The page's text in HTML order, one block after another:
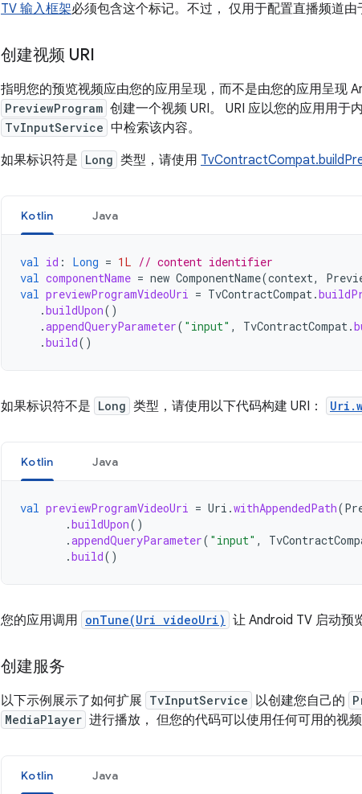
TV 输入框架必须包含这个标记。不过， 仅用于配置直播频道由
创建视频 URI
指明您的预览视频应由您的应用呈现，而不是由您的应用呈现
PreviewProgram 创建一个视频 URI。 URI 应以您的应用用于
TvInputService 中检索该内容。
如果标识符是 Long 类型，请使用
Kotlin Java
val id : Long = 1L // content identifier
val componentName = new ComponentName(context,
val previewProgramVideoUri = TvContractCompat.
.buildUpon()
.appendQueryParameter( "input" , TvContractCompat.
.build()
如果标识符不是 Long 类型，请使用以下代码构建 URI：
Kotlin Java
val previewProgramVideoUri = Uri .withAppendedPath(
.buildUpon()
.appendQueryParameter( "input" ,
.build()
您的应用调用 onTune(Uri videoUri) 让 Android TV 启动预
创建服务
以下示例展示了如何扩展 TvInputService 以创建您自己的
MediaPlayer 进行播放， 但您的代码可以使用任何可用的视频
Kotlin Java